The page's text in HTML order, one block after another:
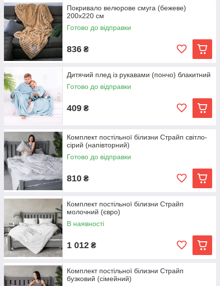
Покривало велюрове смуга (бежеве)
200х220 см
Готово до відправки
836 ₴
Дитячий плед із рукавами (пончо) блакитний
Готово до відправки
409 ₴
Комплект постільної білизни Страйп світло-
сірий (напівторний)
Готово до відправки
810 ₴
Комплект постільної білизни Страйп
молочний (євро)
В наявності
1 012 ₴
Комплект постільної білизни Страйп
бузковий (сімейний)